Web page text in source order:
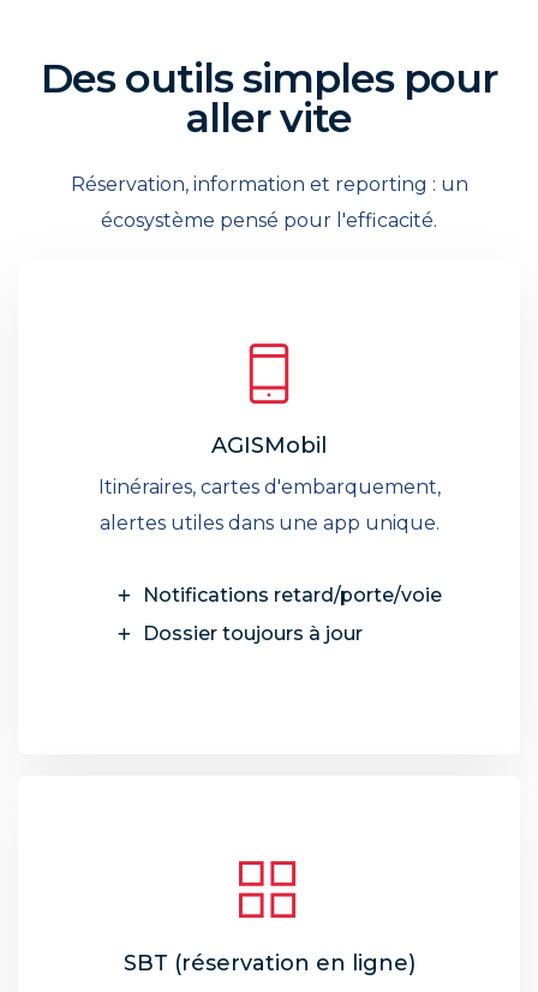
Des outils simples pour
aller vite
Réservation, information et reporting : un
écosystème pensé pour l'efficacité.
AGISMobil
Itinéraires, cartes d'embarquement,
alertes utiles dans une app unique.
Notifications retard/porte/voie
Dossier toujours à jour
SBT (réservation en ligne)